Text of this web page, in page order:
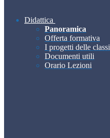
Didattica
Panoramica
Offerta formativa
I progetti delle classi
Documenti utili
Orario Lezioni